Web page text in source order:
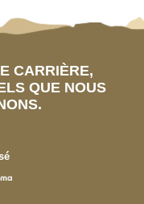
CARRIÈRE,
QUE NOUS